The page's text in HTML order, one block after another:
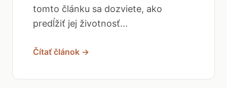
tomto článku sa dozviete, ako
predĺžiť jej životnosť...
Čítať článok →